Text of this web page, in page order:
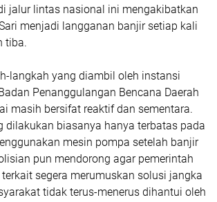
jalur lintas nasional ini mengakibatkan
menjadi langganan banjir setiap kali
tiba.
langkah yang diambil oleh instansi
Penanggulangan Bencana Daerah
masih bersifat reaktif dan sementara.
dilakukan biasanya hanya terbatas pada
mesin pompa setelah banjir
pun mendorong agar pemerintah
segera merumuskan solusi jangka
tidak terus-menerus dihantui oleh